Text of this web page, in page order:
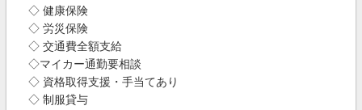
◇ 健康保険
◇ 労災保険
◇ 交通費全額支給
◇マイカー通勤要相談
◇ 資格取得支援・手当てあり
◇ 制服貸与